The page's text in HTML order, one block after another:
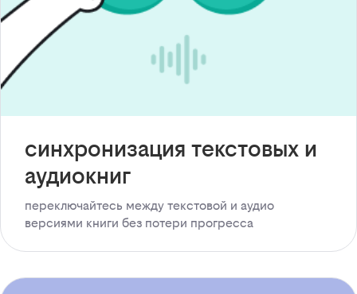
синхронизация текстовых и
аудиокниг
переключайтесь между текстовой и аудио
версиями книги без потери прогресса